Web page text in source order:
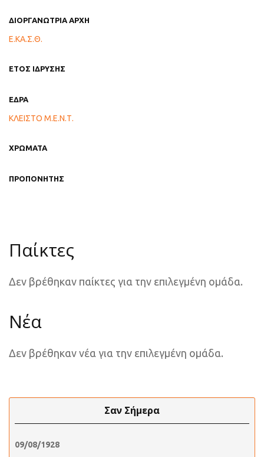
ΔΙΟΡΓΑΝΩΤΡΙΑ ΑΡΧΗ
Ε.ΚΑ.Σ.Θ.
ΕΤΟΣ ΙΔΡΥΣΗΣ
ΕΔΡΑ
ΚΛΕΙΣΤΟ Μ.Ε.Ν.Τ.
ΧΡΩΜΑΤΑ
ΠΡΟΠΟΝΗΤΗΣ
Παίκτες
Δεν βρέθηκαν παίκτες για την επιλεγμένη ομάδα.
Νέα
Δεν βρέθηκαν νέα για την επιλεγμένη ομάδα.
Σαν Σήμερα
09/08/1928